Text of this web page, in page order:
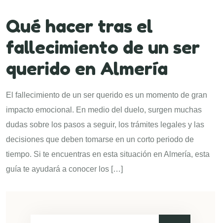
Qué hacer tras el
fallecimiento de un ser
querido en Almería
El fallecimiento de un ser querido es un momento de gran
impacto emocional. En medio del duelo, surgen muchas
dudas sobre los pasos a seguir, los trámites legales y las
decisiones que deben tomarse en un corto periodo de
tiempo. Si te encuentras en esta situación en Almería, esta
guía te ayudará a conocer los […]